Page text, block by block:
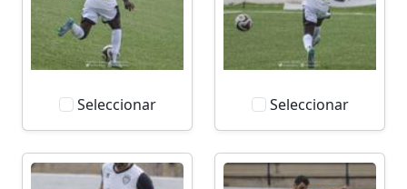
Seleccionar Seleccionar